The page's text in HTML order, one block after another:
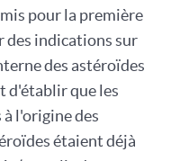
pour la première
des indications sur
des astéroïdes
d'établir que les
l'origine des
étaient déjà